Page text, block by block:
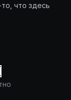
что здесь